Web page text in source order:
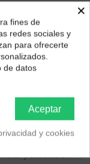
reproductor MP3.
flexibilidad de
y accesible.
pedido?
precios e
×
fines de
redes sociales y
para ofrecerte
de datos
Aceptar
y cookies